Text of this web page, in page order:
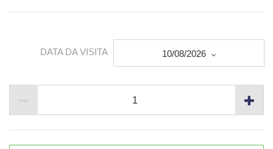
DATA DA VISITA 10/08/2026